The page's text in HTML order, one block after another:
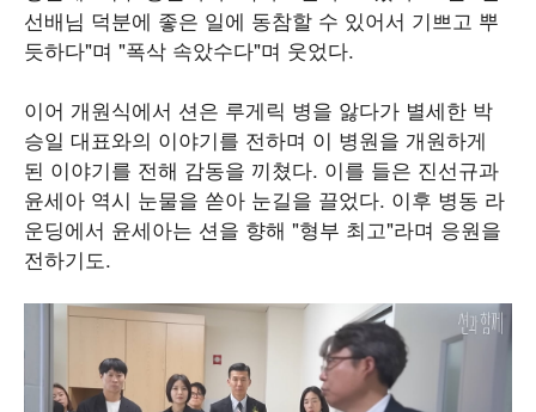
선배님 덕분에 좋은 일에 동참할 수 있어서 기쁘고 뿌
듯하다"며 "폭삭 속았수다"며 웃었다.
이어 개원식에서 션은 루게릭 병을 앓다가 별세한 박
승일 대표와의 이야기를 전하며 이 병원을 개원하게
된 이야기를 전해 감동을 끼쳤다. 이를 들은 진선규과
윤세아 역시 눈물을 쏟아 눈길을 끌었다. 이후 병동 라
운딩에서 윤세아는 션을 향해 "형부 최고"라며 응원을
전하기도.